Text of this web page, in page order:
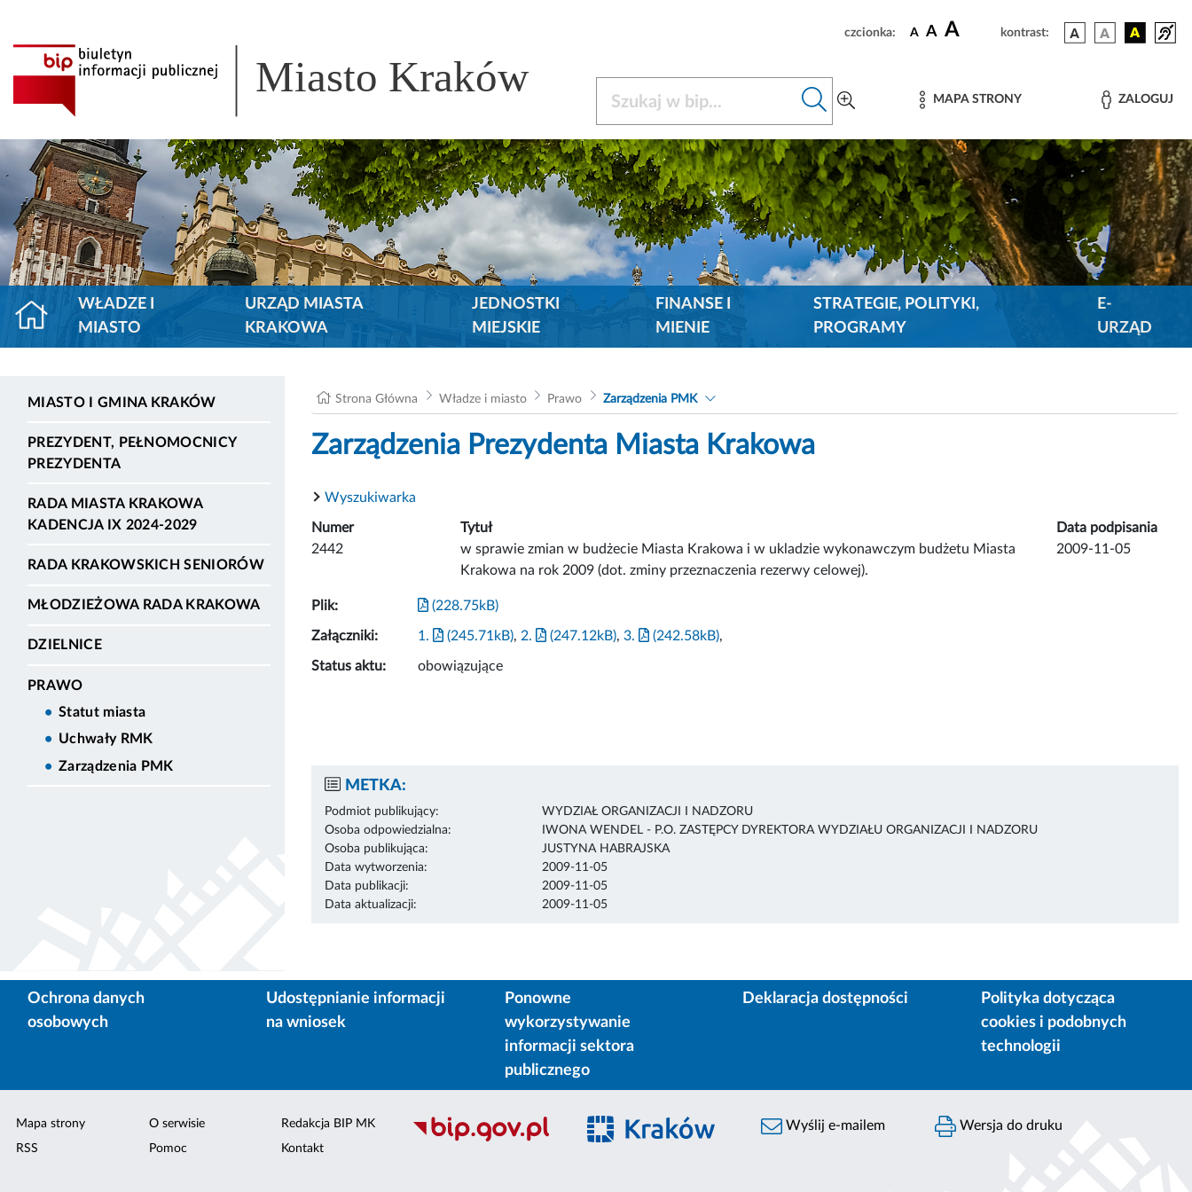
czcionka: A A A kontrast:
Miasto Kraków MAPA STRONY ZALOGUJ
WŁADZE I
MIASTO
URZĄD MIASTA
KRAKOWA
JEDNOSTKI
MIEJSKIE
FINANSE I
MIENIE
STRATEGIE, POLITYKI,
PROGRAMY
E-
URZĄD
MIASTO I GMINA KRAKÓW
PREZYDENT, PEŁNOMOCNICY
PREZYDENTA
RADA MIASTA KRAKOWA
KADENCJA IX 2024-2029
RADA KRAKOWSKICH SENIORÓW
MŁODZIEŻOWA RADA KRAKOWA
DZIELNICE
PRAWO
Statut miasta
Uchwały RMK
Zarządzenia PMK
Strona Główna Władze i miasto Prawo Zarządzenia PMK
Zarządzenia Prezydenta Miasta Krakowa
Wyszukiwarka
Numer Tytuł
Data podpisania
2442
w sprawie zmian w budżecie Miasta Krakowa i w ukladzie wykonawczym budżetu Miasta
Krakowa na rok 2009 (dot. zminy przeznaczenia rezerwy celowej).
2009-11-05
Plik: (228.75kB)
Załączniki: 1. (245.71kB), 2. (247.12kB), 3. (242.58kB),
Status aktu: obowiązujące
METKA:
Podmiot publikujący:
WYDZIAŁ ORGANIZACJI I NADZORU
Osoba odpowiedzialna:
IWONA WENDEL - P.O. ZASTĘPCY DYREKTORA WYDZIAŁU ORGANIZACJI I NADZORU
Osoba publikująca:
JUSTYNA HABRAJSKA
Data wytworzenia:
2009-11-05
Data publikacji:
2009-11-05
Data aktualizacji:
2009-11-05
Ochrona danych
osobowych
Udostępnianie informacji
na wniosek
Ponowne
wykorzystywanie
informacji sektora
publicznego
Deklaracja dostępności
Polityka dotycząca
cookies i podobnych
technologii
Mapa strony
RSS
O serwisie
Pomoc
Redakcja BIP MK
Kontakt
Wyślij e-mailem Wersja do druku